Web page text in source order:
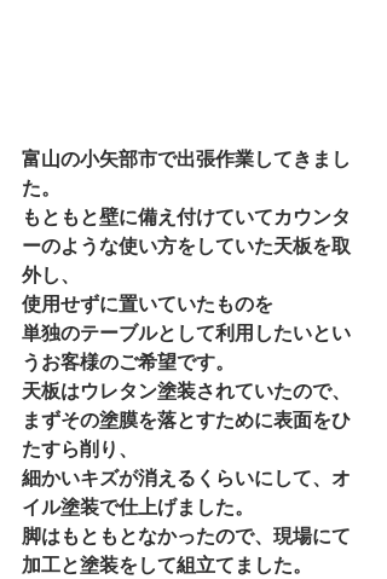
富山の小矢部市で出張作業してきまし
た。
もともと壁に備え付けていてカウンタ
ーのような使い方をしていた天板を取
外し、
使用せずに置いていたものを
単独のテーブルとして利用したいとい
うお客様のご希望です。
天板はウレタン塗装されていたので、
まずその塗膜を落とすために表面をひ
たすら削り、
細かいキズが消えるくらいにして、オ
イル塗装で仕上げました。
脚はもともとなかったので、現場にて
加工と塗装をして組立てました。